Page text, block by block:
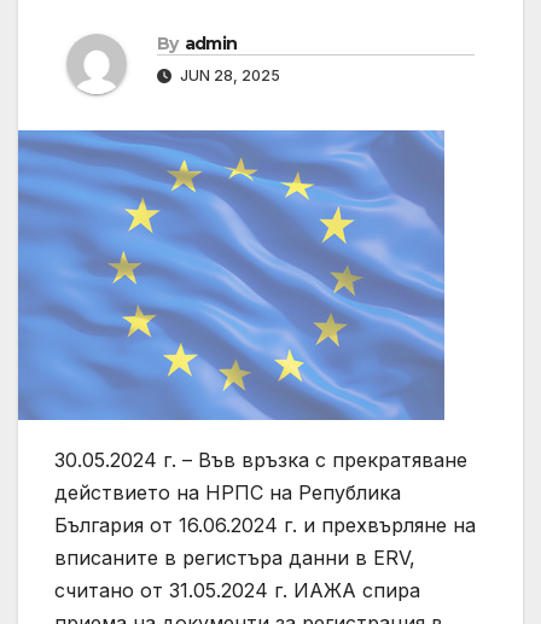
By admin
JUN 28, 2025
30.05.2024 г. – Във връзка с прекратяване
действието на НРПС на Република
България от 16.06.2024 г. и прехвърляне на
вписаните в регистъра данни в ERV,
считано от 31.05.2024 г. ИАЖА спира